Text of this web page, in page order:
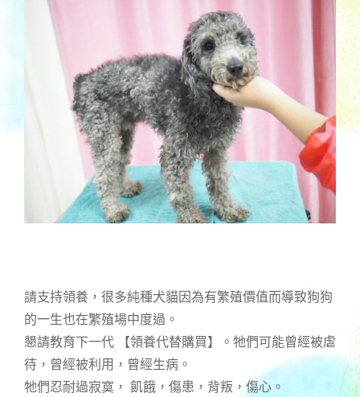
請支持領養，很多純種犬貓因為有繁殖價值而導致狗狗
的一生也在繁殖場中度過。
懇請教育下一代 【領養代替購買】。牠們可能曾經被虐
待，曾經被利用，曾經生病。
牠們忍耐過寂寞， 飢餓，傷患，背叛，傷心。